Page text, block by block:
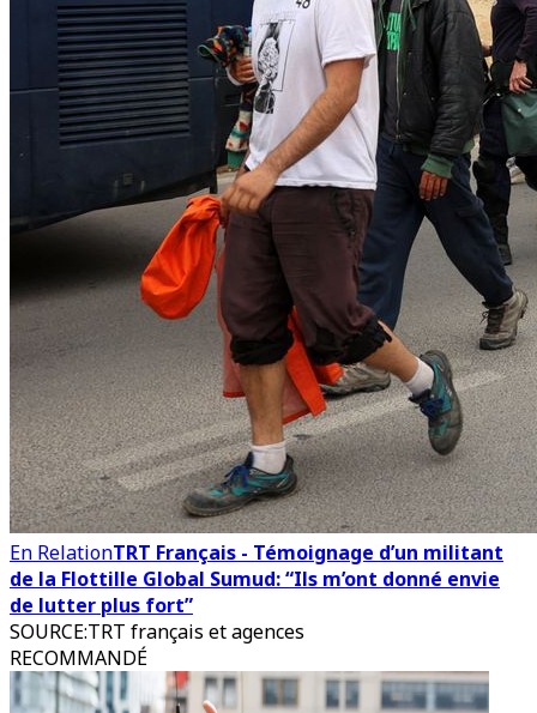
En RelationTRT Français - Témoignage d’un militant
de la Flottille Global Sumud: “Ils m’ont donné envie
de lutter plus fort”
SOURCE:TRT français et agences
RECOMMANDÉ